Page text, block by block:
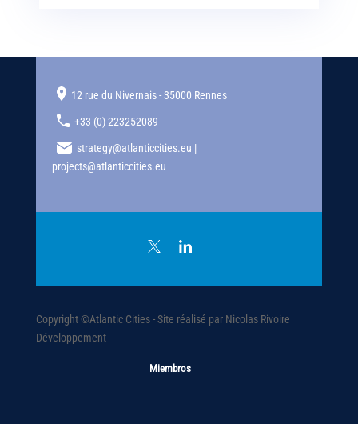
12 rue du Nivernais - 35000 Rennes
+33 (0) 223252089
strategy@atlanticcities.eu |
projects@atlanticcities.eu
Copyright ©Atlantic Cities - Site réalisé par Nicolas Rivoire
Développement
Miembros